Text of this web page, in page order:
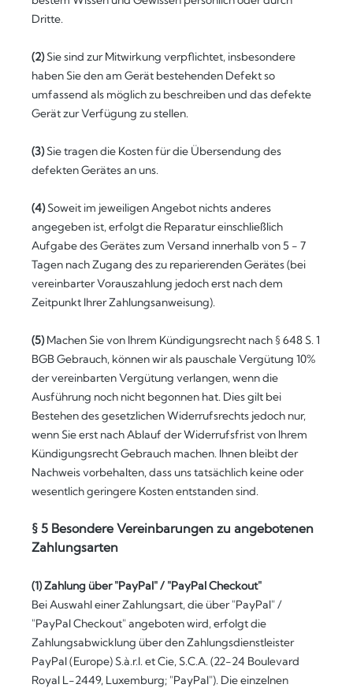
Dritte.
(2)Sie sind zur Mitwirkung verpflichtet, insbesondere
haben Sie den am Gerät bestehenden Defekt so
umfassend als möglich zu beschreiben und das defekte
Gerät zur Verfügung zu stellen.
(3)Sie tragen die Kosten für die Übersendung des
defekten Gerätes an uns.
(4)Soweit im jeweiligen Angebot nichts anderes
angegeben ist, erfolgt die Reparatur einschließlich
Aufgabe des Gerätes zum Versand innerhalb von 5 - 7
Tagen nach Zugang des zu reparierenden Gerätes (bei
vereinbarter Vorauszahlung jedoch erst nach dem
Zeitpunkt Ihrer Zahlungsanweisung).
(5)Machen Sie von Ihrem Kündigungsrecht nach § 648 S. 1
BGB Gebrauch, können wir als pauschale Vergütung 10%
der vereinbarten Vergütung verlangen, wenn die
Ausführung noch nicht begonnen hat. Dies gilt bei
Bestehen des gesetzlichen Widerrufsrechts jedoch nur,
wenn Sie erst nach Ablauf der Widerrufsfrist von Ihrem
Kündigungsrecht Gebrauch machen. Ihnen bleibt der
Nachweis vorbehalten, dass uns tatsächlich keine oder
wesentlich geringere Kosten entstanden sind.
§ 5 Besondere Vereinbarungen zu angebotenen
Zahlungsarten
(1)Zahlung über "PayPal" / "PayPal Checkout"
Bei Auswahl einer Zahlungsart, die über "PayPal" /
"PayPal Checkout" angeboten wird, erfolgt die
Zahlungsabwicklung über den Zahlungsdienstleister
PayPal (Europe) S.à.r.l. et Cie, S.C.A. (22-24 Boulevard
Royal L-2449, Luxemburg; "PayPal"). Die einzelnen